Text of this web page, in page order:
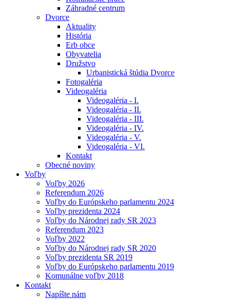
Záhradné centrum
Dvorce
Aktuality
História
Erb obce
Obyvatelia
Družstvo
Urbanistická štúdia Dvorce
Fotogaléria
Videogaléria
Videogaléria - I.
Videogaléria - II.
Videogaléria - III.
Videogaléria - IV.
Videogaléria - V.
Videogaléria - VI.
Kontakt
Obecné noviny
Voľby
Voľby 2026
Referendum 2026
Voľby do Európskeho parlamentu 2024
Voľby prezidenta 2024
Voľby do Národnej rady SR 2023
Referendum 2023
Voľby 2022
Voľby do Národnej rady SR 2020
Voľby prezidenta SR 2019
Voľby do Európskeho parlamentu 2019
Komunálne voľby 2018
Kontakt
Napíšte nám